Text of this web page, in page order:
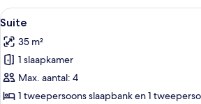
Alle
foto's
voor
Suite
laden
Een
7
Suite
35 m²
1 slaapkamer
Max. aantal: 4
1 tweepersoons slaapbank en 1